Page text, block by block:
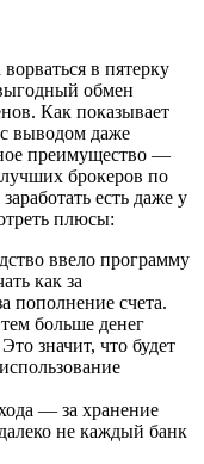
в пятерку
обмен
Как показывает
выводом даже
преимущество —
брокеров по
есть даже у
плюсы:
ввело программу
как за
пополнение счета.
больше денег
значит, что будет
— за хранение
не каждый банк